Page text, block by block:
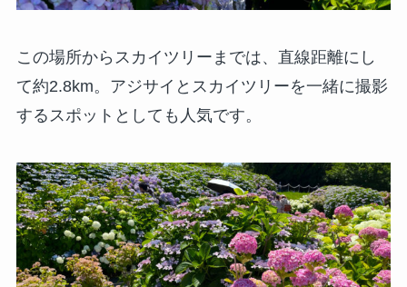
この場所からスカイツリーまでは、直線距離にし
て約2.8km。アジサイとスカイツリーを一緒に撮影
するスポットとしても人気です。